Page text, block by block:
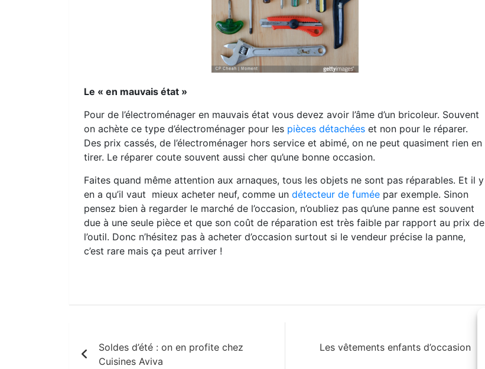
Le « en mauvais état »
Pour de l’électroménager en mauvais état vous devez avoir l’âme d’un bricoleur. Souvent
on achète ce type d’électroménager pour les pièces détachées et non pour le réparer.
Des prix cassés, de l’électroménager hors service et abimé, on ne peut quasiment rien en
tirer. Le réparer coute souvent aussi cher qu’une bonne occasion.
Faites quand même attention aux arnaques, tous les objets ne sont pas réparables. Et il y
en a qu’il vaut mieux acheter neuf, comme un détecteur de fumée par exemple. Sinon
pensez bien à regarder le marché de l’occasion, n’oubliez pas qu’une panne est souvent
due à une seule pièce et que son coût de réparation est très faible par rapport au prix de
l’outil. Donc n’hésitez pas à acheter d’occasion surtout si le vendeur précise la panne,
c’est rare mais ça peut arriver !
de
Soldes d’été : on en profite chez
Cuisines Aviva
Les vêtements enfants d’occasion